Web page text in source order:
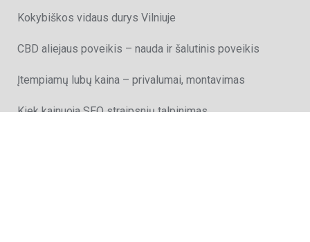
Kokybiškos vidaus durys Vilniuje
CBD aliejaus poveikis – nauda ir šalutinis poveikis
Įtempiamų lubų kaina – privalumai, montavimas
Kiek kainuoja SEO straipsnių talpinimas